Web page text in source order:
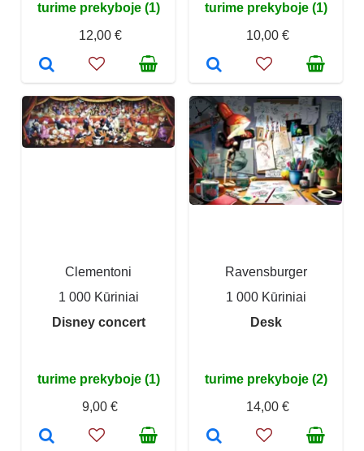
turime prekyboje (1)
12,00 €
turime prekyboje (1)
10,00 €
Clementoni
1 000 Kūriniai
Disney concert
turime prekyboje (1)
9,00 €
Ravensburger
1 000 Kūriniai
Desk
turime prekyboje (2)
14,00 €